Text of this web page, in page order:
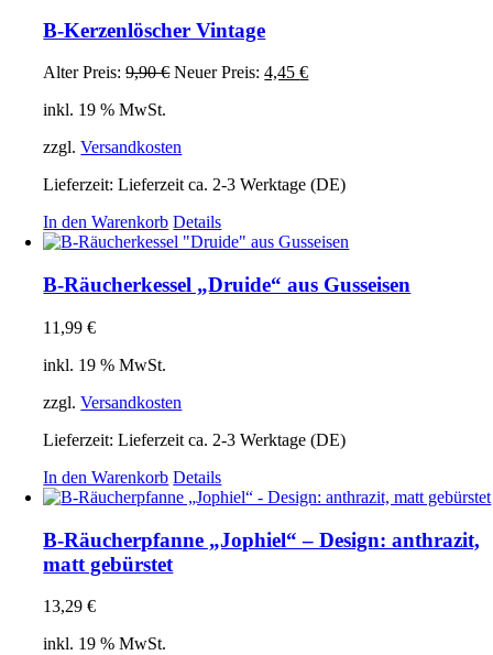
B-Kerzenlöscher Vintage
Alter Preis: 9,90€ Ursprünglicher
Neuer Preis: 4,45€Aktueller
inkl. 19 % MwSt.
zzgl.Versandkosten
Lieferzeit:Lieferzeit ca. 2-3 Werktage (DE)
In den Warenkorb Details
B-Räucherkessel „Druide“ aus Gusseisen
11,99€
inkl. 19 % MwSt.
zzgl.Versandkosten
Lieferzeit:Lieferzeit ca. 2-3 Werktage (DE)
In den Warenkorb Details
B-Räucherpfanne „Jophiel“ – Design: anthrazit,
matt gebürstet
13,29€
inkl. 19 % MwSt.